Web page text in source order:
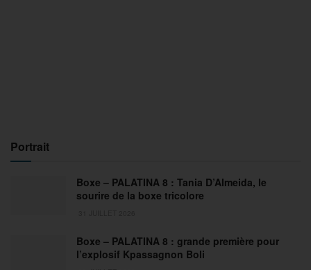
Portrait
Boxe – PALATINA 8 : Tania D’Almeida, le
sourire de la boxe tricolore
Boxe – PALATINA 8 : grande première pour
l’explosif Kpassagnon Boli